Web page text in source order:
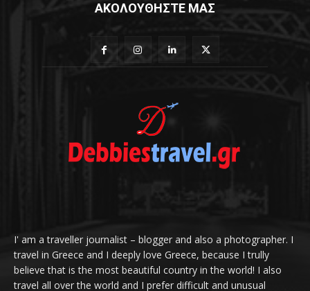
ΑΚΟΛΟΥΘΗΣΤΕ ΜΑΣ
I' am a traveller journalist – blogger and also a photographer. I
travel in Greece and I deeply love Greece, because I trully
believe that is the most beautiful country in the world! I also
travel all over the world and I prefer difficult and unusual